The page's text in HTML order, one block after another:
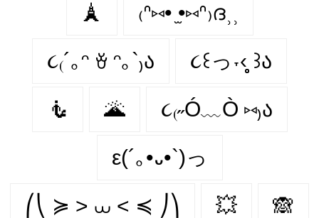
🗼 ₍ᐢ⑅• ̫•⑅ᐢ₎ദ⸒⸒
૮₍´｡ᵔ ꈊ ᵔ｡`₎ა ૮꒰っ˕‹̥̥̥ ꒱ა
🧜‍ 🌋 ૮₍˶Ó﹏Ò ⑅₎ა
ε(´｡•᎑•`)っ
⎛⎝ ≽ > ⩊ < ≼ ⎠⎞ 💥 🙈